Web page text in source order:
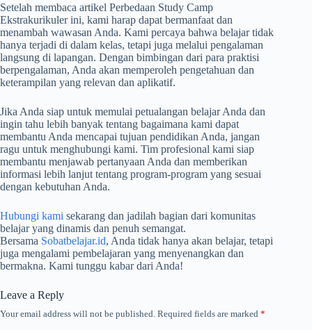
Setelah membaca artikel Perbedaan Study Camp
Ekstrakurikuler ini, kami harap dapat bermanfaat dan
menambah wawasan Anda. Kami percaya bahwa belajar tidak
hanya terjadi di dalam kelas, tetapi juga melalui pengalaman
langsung di lapangan. Dengan bimbingan dari para praktisi
berpengalaman, Anda akan memperoleh pengetahuan dan
keterampilan yang relevan dan aplikatif.
Jika Anda siap untuk memulai petualangan belajar Anda dan
ingin tahu lebih banyak tentang bagaimana kami dapat
membantu Anda mencapai tujuan pendidikan Anda, jangan
ragu untuk menghubungi kami. Tim profesional kami siap
membantu menjawab pertanyaan Anda dan memberikan
informasi lebih lanjut tentang program-program yang sesuai
dengan kebutuhan Anda.
Hubungi kami sekarang dan jadilah bagian dari komunitas
belajar yang dinamis dan penuh semangat.
Bersama Sobatbelajar.id, Anda tidak hanya akan belajar, tetapi
juga mengalami pembelajaran yang menyenangkan dan
bermakna. Kami tunggu kabar dari Anda!
Leave a Reply
Your email address will not be published. Required fields are marked *